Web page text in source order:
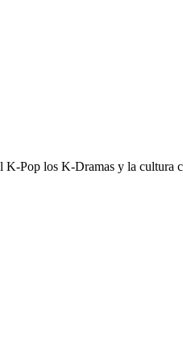
K-Pop los K-Dramas y la